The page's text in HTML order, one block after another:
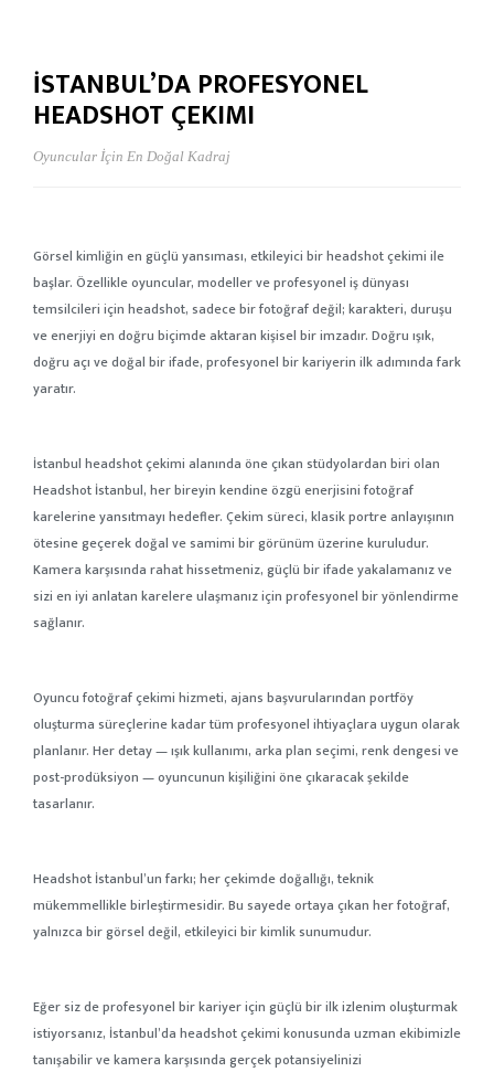
İSTANBUL’DA PROFESYONEL
HEADSHOT ÇEKIMI
Oyuncular İçin En Doğal Kadraj
Görsel kimliğin en güçlü yansıması, etkileyici bir headshot çekimi ile
başlar. Özellikle oyuncular, modeller ve profesyonel iş dünyası
temsilcileri için headshot, sadece bir fotoğraf değil; karakteri, duruşu
ve enerjiyi en doğru biçimde aktaran kişisel bir imzadır. Doğru ışık,
doğru açı ve doğal bir ifade, profesyonel bir kariyerin ilk adımında fark
yaratır.
İstanbul headshot çekimi alanında öne çıkan stüdyolardan biri olan
Headshot İstanbul, her bireyin kendine özgü enerjisini fotoğraf
karelerine yansıtmayı hedefler. Çekim süreci, klasik portre anlayışının
ötesine geçerek doğal ve samimi bir görünüm üzerine kuruludur.
Kamera karşısında rahat hissetmeniz, güçlü bir ifade yakalamanız ve
sizi en iyi anlatan karelere ulaşmanız için profesyonel bir yönlendirme
sağlanır.
Oyuncu fotoğraf çekimi hizmeti, ajans başvurularından portföy
oluşturma süreçlerine kadar tüm profesyonel ihtiyaçlara uygun olarak
planlanır. Her detay — ışık kullanımı, arka plan seçimi, renk dengesi ve
post-prodüksiyon — oyuncunun kişiliğini öne çıkaracak şekilde
tasarlanır.
Headshot İstanbul’un farkı; her çekimde doğallığı, teknik
mükemmellikle birleştirmesidir. Bu sayede ortaya çıkan her fotoğraf,
yalnızca bir görsel değil, etkileyici bir kimlik sunumudur.
Eğer siz de profesyonel bir kariyer için güçlü bir ilk izlenim oluşturmak
istiyorsanız, İstanbul’da headshot çekimi konusunda uzman ekibimizle
tanışabilir ve kamera karşısında gerçek potansiyelinizi